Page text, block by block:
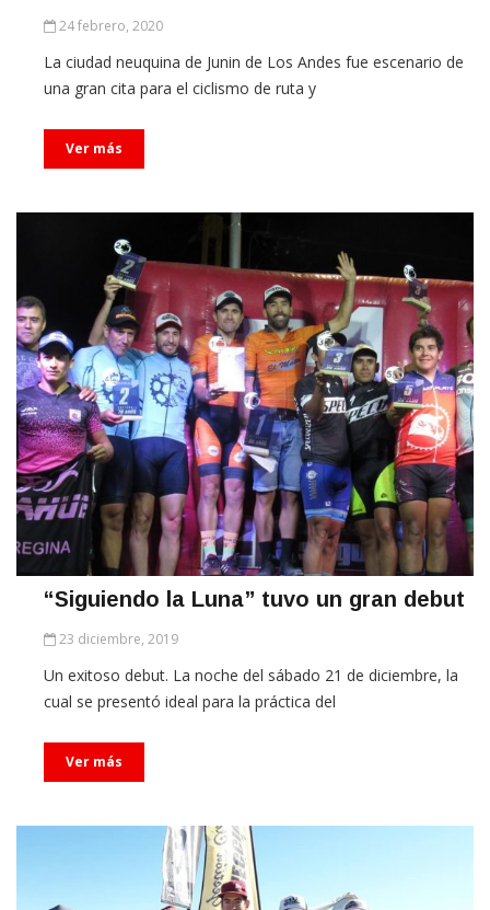
24 febrero, 2020
La ciudad neuquina de Junin de Los Andes fue escenario de
una gran cita para el ciclismo de ruta y
Ver más
“Siguiendo la Luna” tuvo un gran debut
23 diciembre, 2019
Un exitoso debut. La noche del sábado 21 de diciembre, la
cual se presentó ideal para la práctica del
Ver más